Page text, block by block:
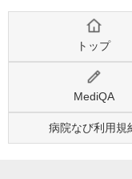
トップ
MediQA
病院なび利用規